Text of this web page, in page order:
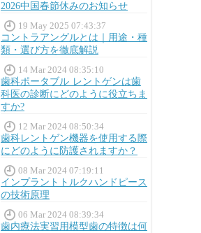
2026中国春節休みのお知らせ
19 May 2025 07:43:37
コントラアングルとは｜用途・種
類・選び方を徹底解説
14 Mar 2024 08:35:10
歯科ポータブル レントゲンは歯
科医の診断にどのように役立ちま
すか?
12 Mar 2024 08:50:34
歯科レントゲン機器を使用する際
にどのように防護されますか？
08 Mar 2024 07:19:11
インプラントトルクハンドピース
の技術原理
06 Mar 2024 08:39:34
歯内療法実習用模型歯の特徴は何